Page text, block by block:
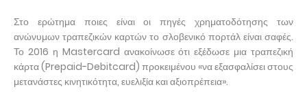
Στο ερώτημα ποιες είναι οι πηγές χρηματοδότησης των
ανώνυμων τραπεζικών καρτών το σλοβενικό πορτάλ είναι σαφές.
Το 2016 η Mastercard ανακοίνωσε ότι εξέδωσε μια τραπεζική
κάρτα (Prepaid-Debitcard) προκειμένου «να εξασφαλίσει στους
μετανάστες κινητικότητα, ευελιξία και αξιοπρέπεια».